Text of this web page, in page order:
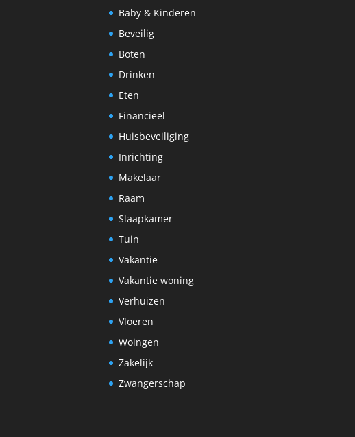
Baby & Kinderen
Beveilig
Boten
Drinken
Eten
Financieel
Huisbeveiliging
Inrichting
Makelaar
Raam
Slaapkamer
Tuin
Vakantie
Vakantie woning
Verhuizen
Vloeren
Woingen
Zakelijk
Zwangerschap